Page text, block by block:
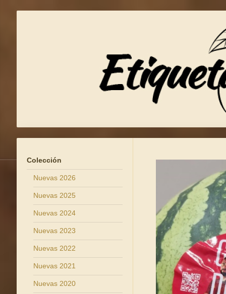
Colección
Nuevas 2026
Nuevas 2025
Nuevas 2024
Nuevas 2023
Nuevas 2022
Nuevas 2021
Nuevas 2020